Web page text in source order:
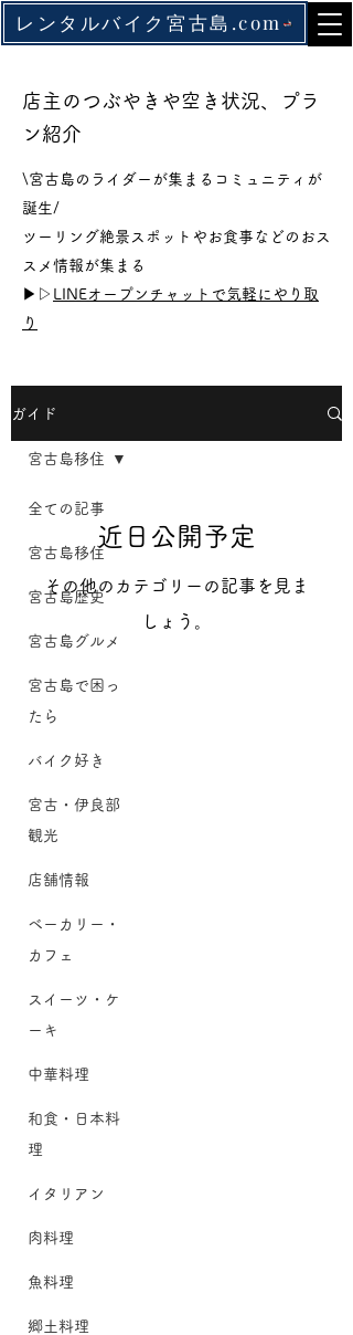
レンタルバイク宮古島.com
店主のつぶやきや空き状況、プラ
ン紹介
\宮古島のライダーが集まるコミュニティが
誕生/
ツーリング絶景スポットやお食事などのおス
スメ情報が集まる
▶▷ LINEオープンチャットで気軽にやり取
り
ガイド
全ての記事
宮古島移住
宮古島歴史
宮古島グルメ
宮古島で困っ
たら
バイク好き
宮古・伊良部
観光
店舗情報
ベーカリー・
カフェ
スイーツ・ケ
ーキ
中華料理
和食・日本料
理
イタリアン
肉料理
魚料理
郷土料理
宮古島移住
近日公開予定
その他のカテゴリーの記事を見ま
しょう。